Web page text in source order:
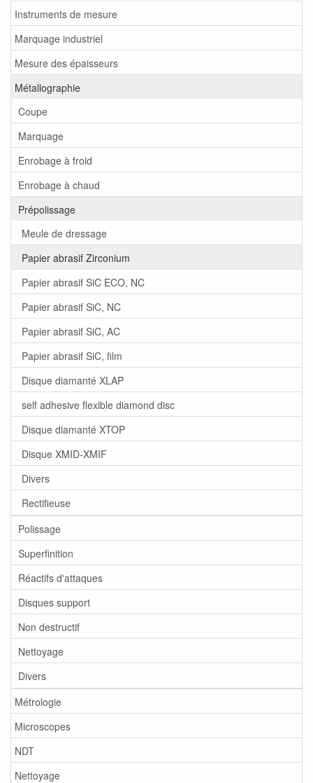
Instruments de mesure
Marquage industriel
Mesure des épaisseurs
Métallographie
Coupe
Marquage
Enrobage à froid
Enrobage à chaud
Prépolissage
Meule de dressage
Papier abrasif Zirconium
Papier abrasif SiC ECO, NC
Papier abrasif SiC, NC
Papier abrasif SiC, AC
Papier abrasif SiC, film
Disque diamanté XLAP
self adhesive flexible diamond disc
Disque diamanté XTOP
Disque XMID-XMIF
Divers
Rectifieuse
Polissage
Superfinition
Réactifs d'attaques
Disques support
Non destructif
Nettoyage
Divers
Métrologie
Microscopes
NDT
Nettoyage